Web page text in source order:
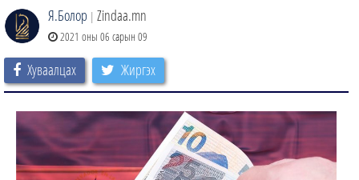
Я.Болор | Zindaa.mn
2021 оны 06 сарын 09
Хуваалцах Жиргэх